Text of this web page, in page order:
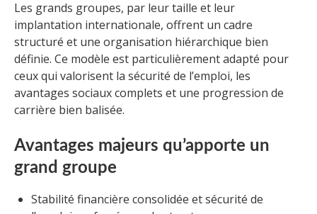
Les grands groupes, par leur taille et leur
implantation internationale, offrent un cadre
structuré et une organisation hiérarchique bien
définie. Ce modèle est particulièrement adapté pour
ceux qui valorisent la sécurité de l’emploi, les
avantages sociaux complets et une progression de
carrière bien balisée.
Avantages majeurs qu’apporte un
grand groupe
Stabilité financière consolidée et sécurité de